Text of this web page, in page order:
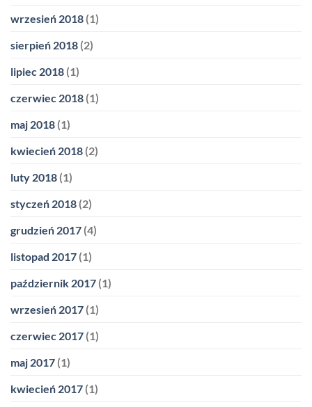
wrzesień 2018 (1)
sierpień 2018 (2)
lipiec 2018 (1)
czerwiec 2018 (1)
maj 2018 (1)
kwiecień 2018 (2)
luty 2018 (1)
styczeń 2018 (2)
grudzień 2017 (4)
listopad 2017 (1)
październik 2017 (1)
wrzesień 2017 (1)
czerwiec 2017 (1)
maj 2017 (1)
kwiecień 2017 (1)